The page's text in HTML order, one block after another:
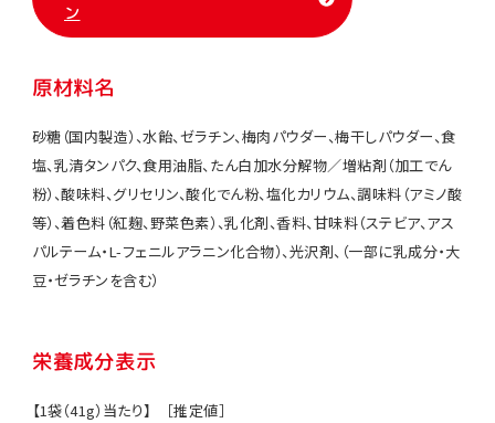
ン
原材料名
砂糖（国内製造）、水飴、ゼラチン、梅肉パウダー、梅干しパウダー、食
塩、乳清タンパク、食用油脂、たん白加水分解物／増粘剤（加工でん
粉）、酸味料、グリセリン、酸化でん粉、塩化カリウム、調味料（アミノ酸
等）、着色料（紅麹、野菜色素）、乳化剤、香料、甘味料（ステビア、アス
パルテーム・L-フェニルアラニン化合物）、光沢剤、（一部に乳成分・大
豆・ゼラチンを含む）
栄養成分表示
【1袋（41g）当たり】 ［推定値］